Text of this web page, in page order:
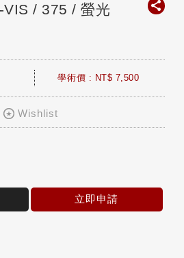
VIS / 375 / 螢光
學術價 : NT$ 7,500
Wishlist
立即申請